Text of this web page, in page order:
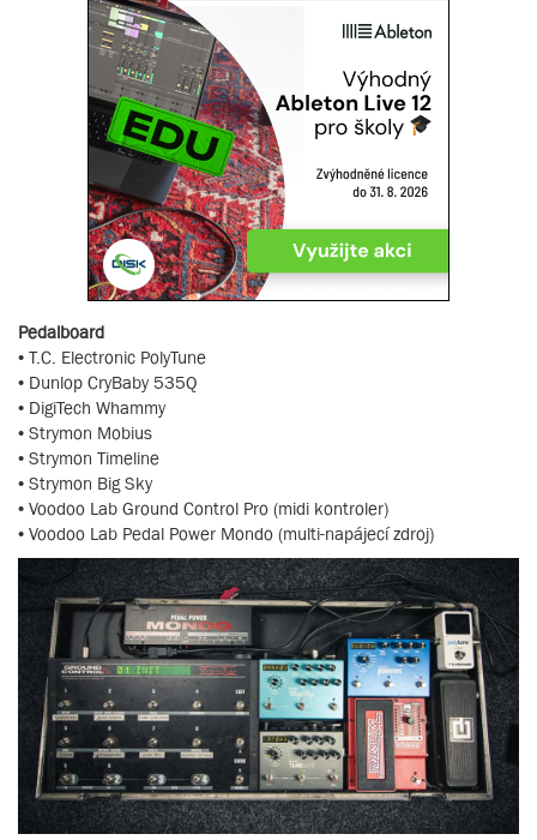
Pedalboard
• T.C. Electronic PolyTune
• Dunlop CryBaby 535Q
• DigiTech Whammy
• Strymon Mobius
• Strymon Timeline
• Strymon Big Sky
• Voodoo Lab Ground Control Pro (midi kontroler)
• Voodoo Lab Pedal Power Mondo (multi-napájecí zdroj)